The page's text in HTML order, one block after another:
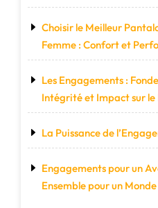
Choisir le Meilleur
Femme : Confort et
Les Engagements :
Intégrité et Impact sur le
La Puissance de
Engagements pour un
Ensemble pour un